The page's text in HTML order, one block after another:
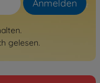
500 Assetto
verfügbar
Anmelden
gelesen.